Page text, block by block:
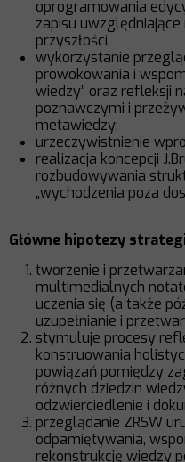
oprogramowania
zapisu
przyszłości.
wykorzystanie
prowokowania i
wiedzy” oraz refleksji
poznawczymi i
metawiedzy;
urzeczywistnienie
realizacja koncepcji
rozbudowywania
„wychodzenia poza
Główne hipotezy
tworzenie i
multimedialnych
uczenia się (a także
uzupełnianie i
stymuluje procesy
konstruowania
powiązań pomiędzy
różnych dziedzin
odzwierciedlenie i
przeglądanie ZRSW
odpamiętywania,
rekonstrukcję wiedzy